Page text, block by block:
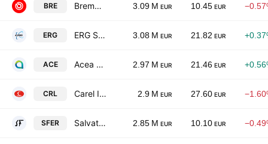
BRE Brembo N.V. 3.09 M EUR 10.45 EUR
ERG ERG S.p.A. 3.08 M EUR 21.82 EUR
ACE Acea S.p.A. 2.97 M EUR 21.46 EUR
CRL Carel Industries SpA 2.9 M EUR 27.60 EUR
SFER Salvatore Ferragamo S.p.A. 2.85 M EUR 10.10 EUR